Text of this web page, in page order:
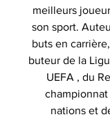
meilleurs
son sport.
buts en
buteur de la
UEFA , du
nations et